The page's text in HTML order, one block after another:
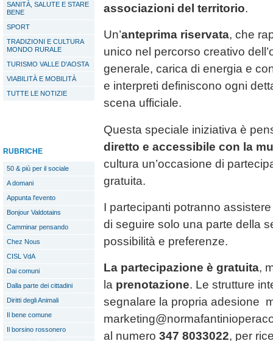
SANITÀ, SALUTE E STARE
BENE
SPORT
TRADIZIONI E CULTURA
MONDO RURALE
TURISMO VALLE D'AOSTA
VIABILITÀ E MOBILITÀ
TUTTE LE NOTIZIE
RUBRICHE
50 & più per il sociale
A domani
Appunta l'evento
Bonjour Valdotains
Camminar pensando
Chez Nous
CISL VdA
Dai comuni
Dalla parte dei cittadini
Diritti degli Animali
Il bene comune
Il borsino rossonero
associazioni del territorio.
Un’anteprima riservata, che
unico nel percorso creativo
generale, carica di energia e
e interpreti definiscono ogni
scena ufficiale.
Questa speciale iniziativa è
diretto e accessibile con la
cultura un’occasione di
gratuita.
I partecipanti potranno
di seguire solo una parte della
possibilità e preferenze.
La partecipazione è gratuita,
la prenotazione. Le strutture
segnalare la propria adesione
al numero 347 8033022, per